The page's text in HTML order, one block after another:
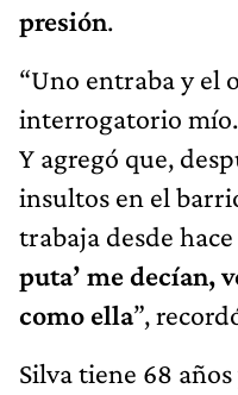
presión.
“Uno entraba y el
interrogatorio
Y agregó que,
insultos en el
trabaja desde hace
puta’ me decían,
como ella”,
Silva tiene 68